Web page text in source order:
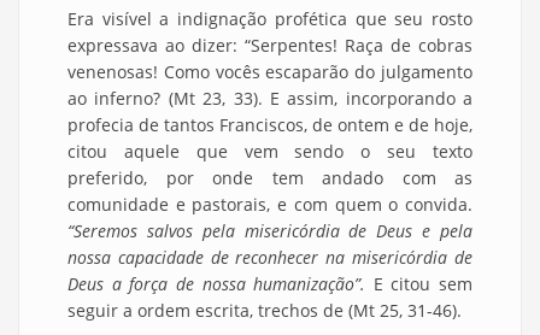
Era visível a indignação profética que seu rosto
expressava ao dizer: “Serpentes! Raça de cobras
venenosas! Como vocês escaparão do julgamento
ao inferno? (Mt 23, 33). E assim, incorporando a
profecia de tantos Franciscos, de ontem e de hoje,
citou aquele que vem sendo o seu texto
preferido, por onde tem andado com as
comunidade e pastorais, e com quem o convida.
“Seremos salvos pela misericórdia de Deus e pela
nossa capacidade de reconhecer na misericórdia de
Deus a força de nossa humanização”. E citou sem
seguir a ordem escrita, trechos de (Mt 25, 31-46).